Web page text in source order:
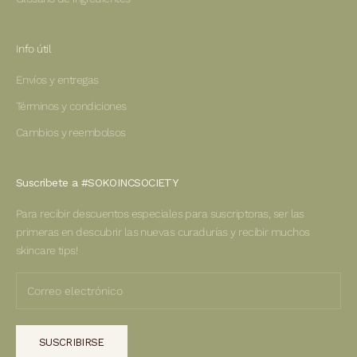
Info útil
Envíos y entregas
Términos y condiciones
Cambios y reembolsos
Suscribete a #SOKOINCSOCIETY
Para recibir descuentos especiales para suscriptoras, ser las
primeras en descubrir las nuevas curadurías y recibir muchos
skincare tips!
SUSCRIBIRSE